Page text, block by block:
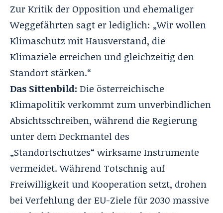
Zur Kritik der Opposition und ehemaliger
Weggefährten sagt er lediglich: „Wir wollen
Klimaschutz mit Hausverstand, die
Klimaziele erreichen und gleichzeitig den
Standort stärken.“
Das Sittenbild: Die österreichische
Klimapolitik verkommt zum unverbindlichen
Absichtsschreiben, während die Regierung
unter dem Deckmantel des
„Standortschutzes“ wirksame Instrumente
vermeidet. Während Totschnig auf
Freiwilligkeit und Kooperation setzt, drohen
bei Verfehlung der EU-Ziele für 2030 massive